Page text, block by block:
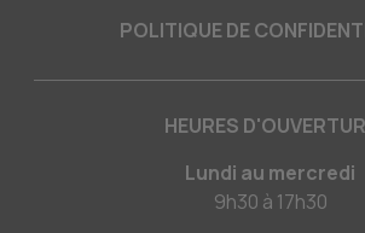
POLITIQUE DE
HEURES
Lundi au mercredi
9h30 à 17h30